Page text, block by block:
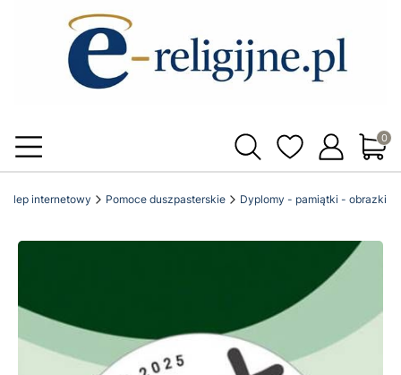
internetowy Pomoce duszpasterskie Dyplomy - pamiątki - obrazki